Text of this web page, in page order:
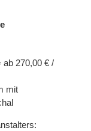
ab 270,00 € /
mit